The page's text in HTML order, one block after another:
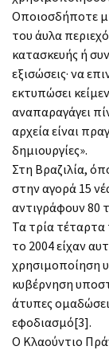
Οποιοσδήποτε
του άυλα
κατασκευής ή
εξισώσεις· να
εκτυπώσει
αναπαραγάγει
αρχεία είναι
δημιουργίες».
Στη Βραζιλία,
στην αγορά 15
αντιγράφουν 80
Τα τρία
το 2004 είχαν
χρησιμοποίηση
κυβέρνηση
άτυπες
εφοδιασμό[3].
Ο Κλαούντιο